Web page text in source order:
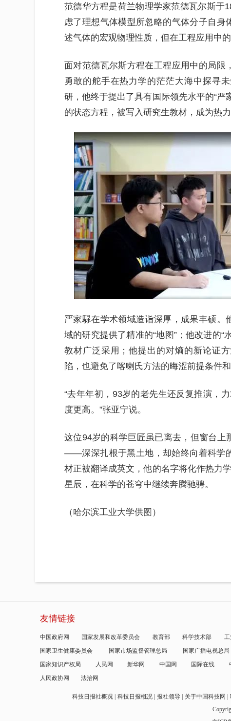
范德华方程是荷兰物理学家范德瓦尔斯于
虑了理想气体模型所忽略的气体分子自
述气体的宏观物理性质，但在工程应用中的
面对范德瓦尔斯方程在工程应用中的局限
勇敢的舵手在热力学的茫茫大海中探寻
研，他终于提出了具有国际领先水平的“
的状态方程，被写入研究生教材，成为热力
严家騄在学术领域造诣深厚，成果丰硕
域的研究提供了精准的“地图”；他改进的
教材广泛采用；他提出的对熵的新论证
陷，也避免了喀喇氏方法的晦涩前提条件和
“去年年初，93岁的老先生还反复推演，
度更高。”张亚宁说。
这位94岁的科学巨匠虽已离去，但窗台
——深深扎根于黑土地，却始终向着科学
材正被翻译成英文，他的名字将化作热力
星辰，在科学的苍穹中继续奔腾驰骋。
（哈尔滨工业大学供图）
友情链接
中国政府网 国家发展和改革委员会 教育部 科学技术部
国家卫生健康委员会
国家市场监督管理总局 国家广播电视总局
国家知识产权局
人民网 新华网 中国网 国际在线
人民政协网
法治网
科技日报社概况 科技日报概况 报社领导 关于中国科技网